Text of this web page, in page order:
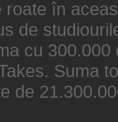
roate în
de
cu
Suma
de